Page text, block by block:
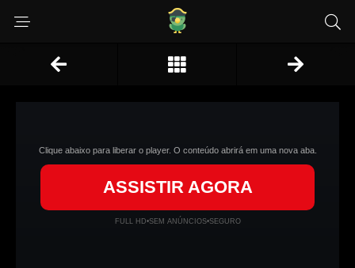
Clique abaixo para liberar o player. O conteúdo abrirá em uma nova aba.
ASSISTIR AGORA
FULL HD•SEM ANÚNCIOS•SEGURO